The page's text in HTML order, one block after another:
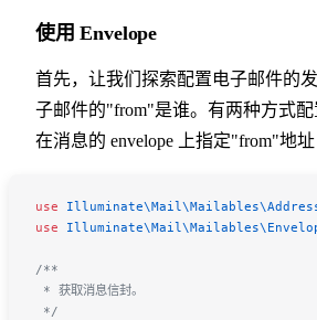
使用 Envelope
首先，让我们探索配置电子邮件的
子邮件的"from"是谁。有两种方式
在消息的 envelope 上指定"from"地址
use Illuminate\Mail\Mailables\
use Illuminate\Mail\Mailables\
/**
* 获取消息信封。
*/